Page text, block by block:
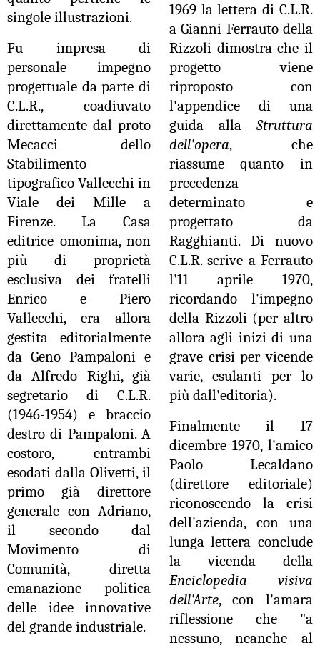
singole illustrazioni.
Fu impresa di
personale impegno
progettuale da parte di
C.L.R., coadiuvato
direttamente dal proto
Mecacci dello
Stabilimento
tipografico Vallecchi in
Viale dei Mille a
Firenze. La Casa
editrice omonima, non
più di proprietà
esclusiva dei fratelli
Enrico e Piero
Vallecchi, era allora
gestita editorialmente
da Geno Pampaloni e
da Alfredo Righi, già
segretario di C.L.R.
(1946-1954) e braccio
destro di Pampaloni. A
costoro, entrambi
esodati dalla Olivetti, il
primo già direttore
generale con Adriano,
il secondo dal
Movimento di
Comunità, diretta
emanazione politica
delle idee innovative
del grande industriale.
1969 la lettera di C.L.R.
a Gianni Ferrauto della
Rizzoli dimostra che il
progetto viene
riproposto con
l'appendice di una
guida alla Struttura
dell'opera, che
riassume quanto in
precedenza
determinato e
progettato da
Ragghianti. Di nuovo
C.L.R. scrive a Ferrauto
l'11 aprile 1970,
ricordando l'impegno
della Rizzoli (per altro
allora agli inizi di una
grave crisi per vicende
varie, esulanti per lo
più dall'editoria).
Finalmente il 17
dicembre 1970, l'amico
Paolo Lecaldano
(direttore editoriale)
riconoscendo la crisi
dell'azienda, con una
lunga lettera conclude
la vicenda della
Enciclopedia visiva
dell'Arte, con l'amara
riflessione che "a
nessuno, neanche al